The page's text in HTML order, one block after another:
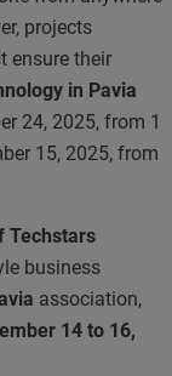
projects
ensure their
in Pavia
24, 2025, from 1
15, 2025, from
Techstars
business
association,
14 to 16,